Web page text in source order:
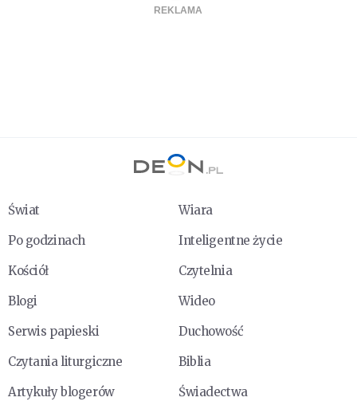
Świat
Wiara
Po godzinach
Inteligentne życie
Kościół
Czytelnia
Blogi
Wideo
Serwis papieski
Duchowość
Czytania liturgiczne
Biblia
Artykuły blogerów
Świadectwa